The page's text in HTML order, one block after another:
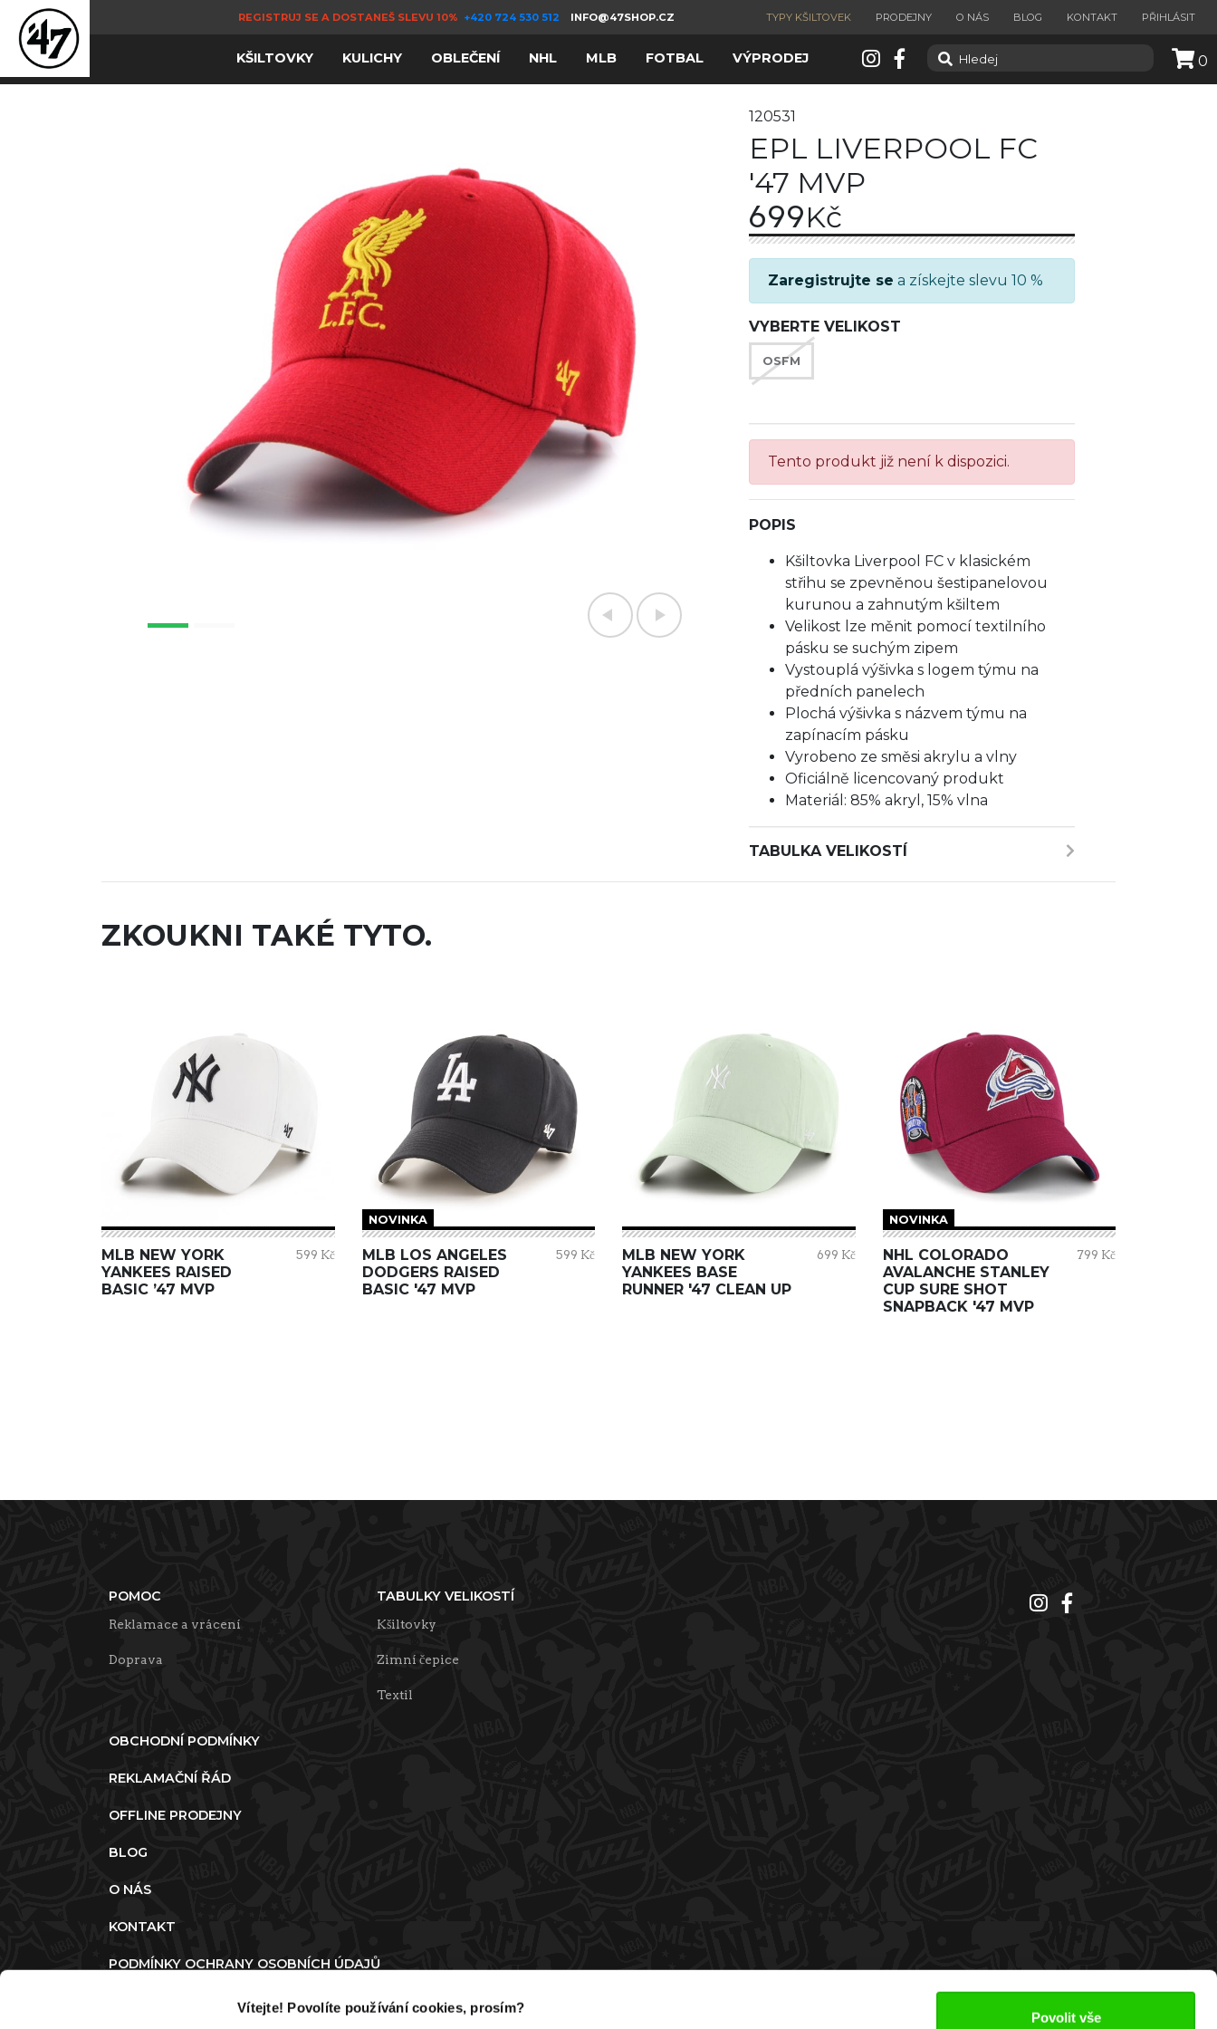
Vítejte! Povolíte používání cookies, prosím?
Povolit vše
REGISTRUJ SE A DOSTANEŠ SLEVU 10% +420 724 530 512 INFO@47SHOP.CZ TYPY KŠILTOVEK PRODEJNY O NÁS BLOG KONTAKT PŘIHLÁSIT
KŠILTOVKY KULICHY OBLEČENÍ NHL MLB FOTBAL VÝPRODEJ 0
120531
EPL LIVERPOOL FC
'47 MVP
699Kč
Zaregistrujte se a získejte slevu 10 %
VYBERTE VELIKOST
OSFM
Tento produkt již není k dispozici.
POPIS
Kšiltovka Liverpool FC v klasickém
střihu se zpevněnou šestipanelovou
kurunou a zahnutým kšiltem
Velikost lze měnit pomocí textilního
pásku se suchým zipem
Vystouplá výšivka s logem týmu na
předních panelech
Plochá výšivka s názvem týmu na
zapínacím pásku
Vyrobeno ze směsi akrylu a vlny
Oficiálně licencovaný produkt
Materiál: 85% akryl, 15% vlna
TABULKA VELIKOSTÍ
ZKOUKNI TAKÉ TYTO.
MLB NEW YORK
YANKEES RAISED
BASIC ’47 MVP
599 Kč
NOVINKA
MLB LOS ANGELES
DODGERS RAISED
BASIC '47 MVP
599 Kč
MLB NEW YORK
YANKEES BASE
RUNNER '47 CLEAN UP
699 Kč
NOVINKA
NHL COLORADO
AVALANCHE STANLEY
CUP SURE SHOT
SNAPBACK '47 MVP
799 Kč
POMOC
Reklamace a vrácení
Doprava
TABULKY VELIKOSTÍ
Kšiltovky
Zimní čepice
Textil
OBCHODNÍ PODMÍNKY
REKLAMAČNÍ ŘÁD
OFFLINE PRODEJNY
BLOG
O NÁS
KONTAKT
PODMÍNKY OCHRANY OSOBNÍCH ÚDAJŮ
ZMĚNIT SOUHLAS S POUŽITÍM COOKIES